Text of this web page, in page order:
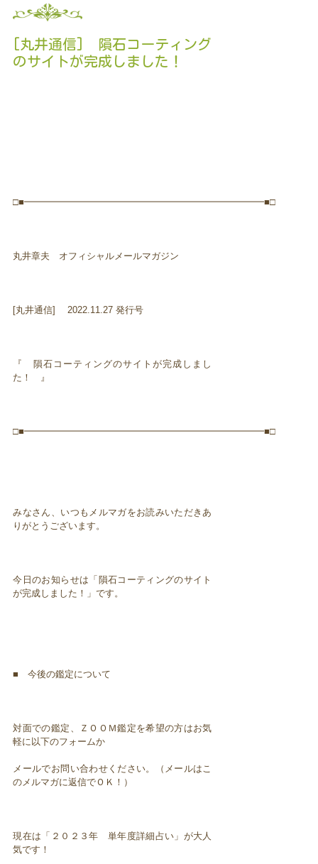
[丸井通信] 隕石コーティング
のサイトが完成しました！
□■━━━━━━━━━━━━━━━━━━━━━━━━━━■□
丸井章夫 オフィシャルメールマガジン
[丸井通信] 2022.11.27 発行号
『 隕石コーティングのサイトが完成しまし
た！ 』
□■━━━━━━━━━━━━━━━━━━━━━━━━━━■□
みなさん、いつもメルマガをお読みいただきあ
りがとうございます。
今日のお知らせは「隕石コーティングのサイト
が完成しました！」です。
■ 今後の鑑定について
対面での鑑定、ＺＯＯＭ鑑定を希望の方はお気
軽に以下のフォームか
メールでお問い合わせください。（メールはこ
のメルマガに返信でＯＫ！）
現在は「２０２３年 単年度詳細占い」が大人
気です！